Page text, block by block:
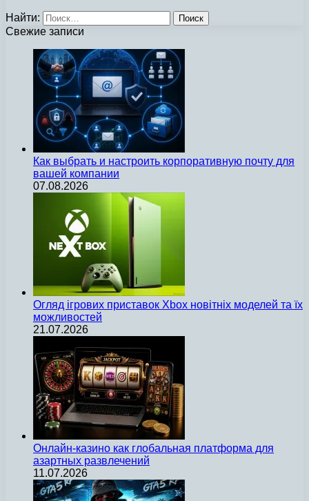
Найти:
Свежие записи
Как выбрать и настроить корпоративную почту для
вашей компании
07.08.2026
Огляд ігрових приставок Xbox новітніх моделей та їх
можливостей
21.07.2026
Онлайн-казино как глобальная платформа для
азартных развлечений
11.07.2026